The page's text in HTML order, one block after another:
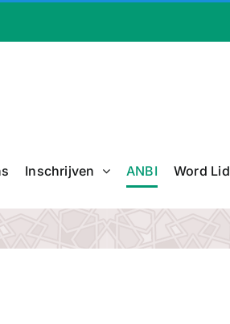
Inschrijven ANBI Word Lid